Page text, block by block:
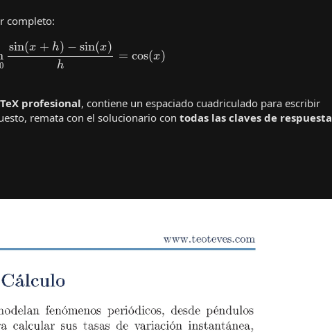
completo:
h→0sin x+ −sin(x
profesional, contiene un espaciado cuadriculado para escribir
remata con el solucionario con todas las claves de respuesta